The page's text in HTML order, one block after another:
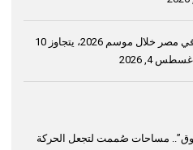
إنتاج القمح في مصر خلال موسم 2026، يتجاوز 10
4, 2026
مساحات صُممت لتجعل الحركة